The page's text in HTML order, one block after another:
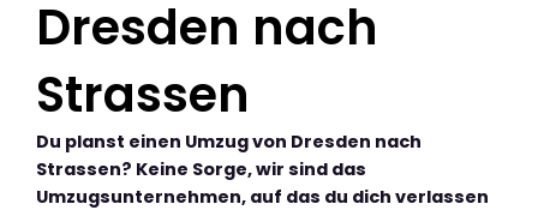
Dresden nach
Strassen
Du planst einen Umzug von Dresden nach
Strassen? Keine Sorge, wir sind das
Umzugsunternehmen, auf das du dich verlassen